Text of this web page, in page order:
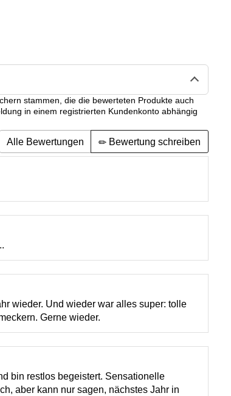
stammen, die die bewerteten Produkte auch
in einem registrierten Kundenkonto abhängig
Alle Bewertungen Bewertung schreiben
wieder. Und wieder war alles super: tolle
Gerne wieder.
bin restlos begeistert. Sensationelle
aber kann nur sagen, nächstes Jahr in